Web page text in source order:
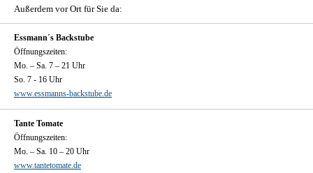
Außerdem vor Ort für Sie da:
Essmann´s Backstube
Öffnungszeiten:
Mo. – Sa. 7 – 21 Uhr
So. 7 - 16 Uhr
www.essmanns-backstube.de
Tante Tomate
Öffnungszeiten:
Mo. – Sa. 10 – 20 Uhr
www.tantetomate.de